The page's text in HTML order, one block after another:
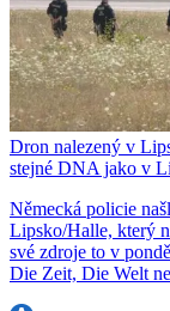
Dron nalezený v
stejné DNA jako v
Německá policie
Lipsko/Halle, který
své zdroje to v
Die Zeit, Die Welt